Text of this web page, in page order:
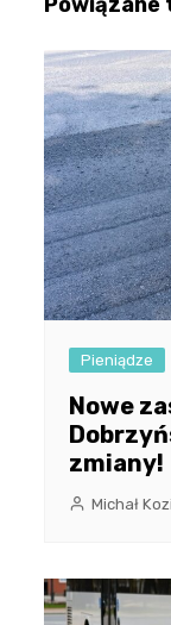
Pieniądze
Nowe
zmiany!
Michał